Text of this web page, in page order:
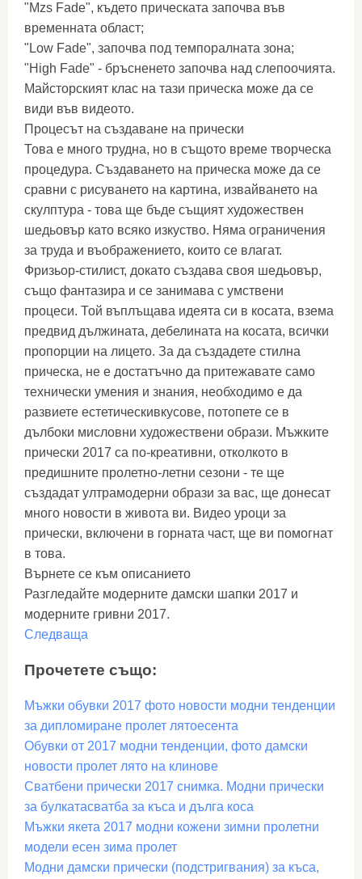
"Mzs Fade", където прическата започва във
временната област;
"Low Fade", започва под темпоралната зона;
"High Fade" - бръсненето започва над слепоочията.
Майсторският клас на тази прическа може да се
види във видеото.
Процесът на създаване на прически
Това е много трудна, но в същото време творческа
процедура. Създаването на прическа може да се
сравни с рисуването на картина, извайването на
скулптура - това ще бъде същият художествен
шедьовър като всяко изкуство. Няма ограничения
за труда и въображението, които се влагат.
Фризьор-стилист, докато създава своя шедьовър,
също фантазира и се занимава с умствени
процеси. Той въплъщава идеята си в косата, взема
предвид дължината, дебелината на косата, всички
пропорции на лицето. За да създадете стилна
прическа, не е достатъчно да притежавате само
технически умения и знания, необходимо е да
развиете естетическивкусове, потопете се в
дълбоки мисловни художествени образи. Мъжките
прически 2017 са по-креативни, отколкото в
предишните пролетно-летни сезони - те ще
създадат ултрамодерни образи за вас, ще донесат
много новости в живота ви. Видео уроци за
прически, включени в горната част, ще ви помогнат
в това.
Върнете се към описанието
Разгледайте модерните дамски шапки 2017 и
модерните гривни 2017.
Следваща
Прочетете също:
Мъжки обувки 2017 фото новости модни тенденции
за дипломиране пролет лятоесента
Обувки от 2017 модни тенденции, фото дамски
новости пролет лято на клинове
Сватбени прически 2017 снимка. Модни прически
за булкатасватба за къса и дълга коса
Мъжки якета 2017 модни кожени зимни пролетни
модели есен зима пролет
Модни дамски прически (подстригвания) за къса,